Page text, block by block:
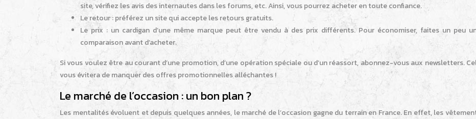
site, vérifiez les avis des internautes dans les forums, etc. Ainsi, vous pourrez acheter en toute confiance.
Le retour : préférez un site qui accepte les retours gratuits.
Le prix : un cardigan d’une même marque peut être vendu à des prix différents. Pour économiser, faites un peu
comparaison avant d’acheter.
Si vous voulez être au courant d’une promotion, d’une opération spéciale ou d’un réassort, abonnez-vous aux newsletters.
vous évitera de manquer des offres promotionnelles alléchantes !
Le marché de l’occasion : un bon plan ?
Les mentalités évoluent et depuis quelques années, le marché de l’occasion gagne du terrain en France. En effet, les